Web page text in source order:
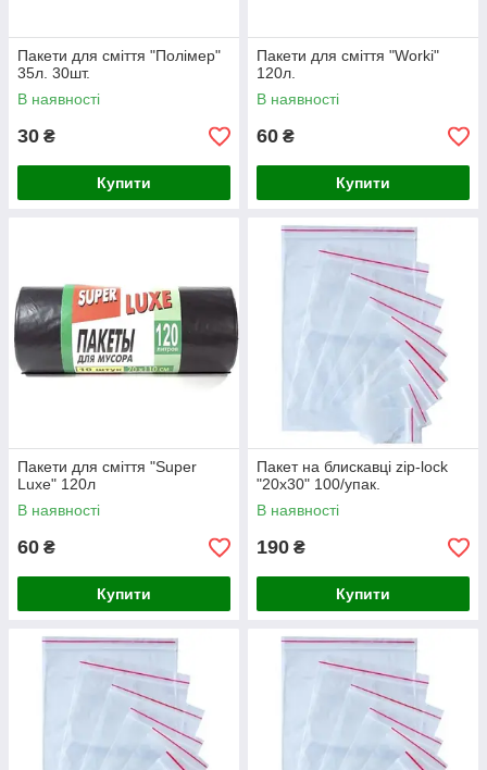
Пакети для сміття "Полімер"
35л. 30шт.
В наявності
30 ₴
Купити
Пакети для сміття "Worki"
120л.
В наявності
60 ₴
Купити
Пакети для сміття "Super
Luxe" 120л
В наявності
60 ₴
Купити
Пакет на блискавці zip-lock
"20х30" 100/упак.
В наявності
190 ₴
Купити